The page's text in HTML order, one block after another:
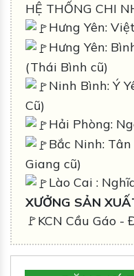
HỆ THỐNG CHI
Hưng Yên:
Hưng Yên:
(Thái Bình cũ)
Ninh Bình: Ý
Cũ)
Hải Phòng:
Bắc Ninh:
Giang cũ)
Lào Cai :
XƯỞNG SẢN
🚩KCN Cầu Gáo